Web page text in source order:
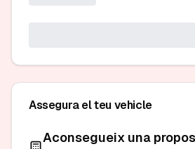
Assegura el teu vehicle
Aconsegueix una